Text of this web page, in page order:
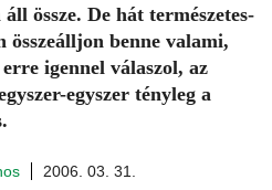
össze. De hát természetes-
összeálljon benne valami,
igennel válaszol, az
egyszer tényleg a
2006. 03. 31.